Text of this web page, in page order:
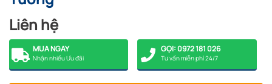
Liên hệ
MUA NGAY
Nhận nhiều Ưu đãi
GỌI: 0972 181 026
Tư vấn miễn phí 24/7